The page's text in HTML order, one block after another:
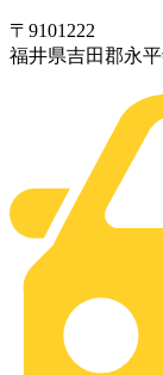
〒 9101222
福井県吉田郡永